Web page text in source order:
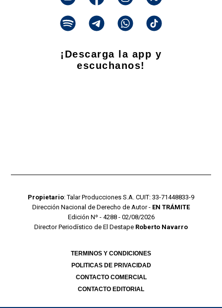
¡Descarga la app y
escuchanos!
Propietario: Talar Producciones S.A. CUIT: 33-71448833-9
Dirección Nacional de Derecho de Autor - EN TRÁMITE
Edición Nº - 4288 - 02/08/2026
Director Periodístico de El Destape Roberto Navarro
TERMINOS Y CONDICIONES
POLITICAS DE PRIVACIDAD
CONTACTO COMERCIAL
CONTACTO EDITORIAL